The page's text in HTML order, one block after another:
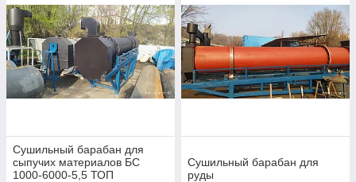
Купить производственное оборудование
Стоимость сушильного барабана определяется в зависимости от
области применения оборудования. Так например, в компании "All
Construction" есть в наличии параллельная и противоточная роторная
сушилка. Цена оборудования определяется такими показателями как:
вид материала и количество влаги, которую необходимо испарить в
Сушильный барабан для
сыпучих материалов БС
1000-6000-5,5 ТОП
Сушильный барабан для
руды